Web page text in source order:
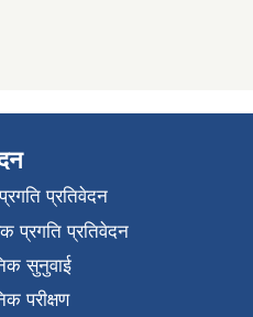
प्रगति प्रतिवेदन
प्रगति प्रतिवेदन
सुनुवाई
परीक्षण